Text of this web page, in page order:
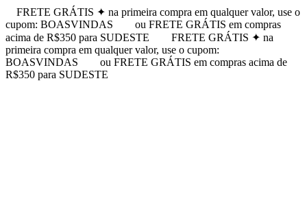
FRETE GRÁTIS ✦ na primeira compra em qualquer valor, use o
cupom: BOASVINDAS
ou FRETE GRÁTIS em compras
acima de R$350 para SUDESTE
FRETE GRÁTIS ✦ na
primeira compra em qualquer valor, use o cupom:
BOASVINDAS
ou FRETE GRÁTIS em compras acima de
R$350 para SUDESTE